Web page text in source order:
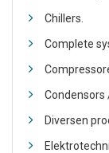
Chillers.
Complete
Condensors
Diversen